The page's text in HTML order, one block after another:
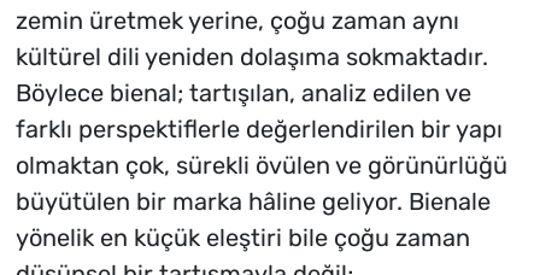
zemin üretmek yerine, çoğu zaman aynı
kültürel dili yeniden dolaşıma sokmaktadır.
Böylece bienal; tartışılan, analiz edilen ve
farklı perspektiflerle değerlendirilen bir yapı
olmaktan çok, sürekli övülen ve görünürlüğü
büyütülen bir marka hâline geliyor. Bienale
yönelik en küçük eleştiri bile çoğu zaman